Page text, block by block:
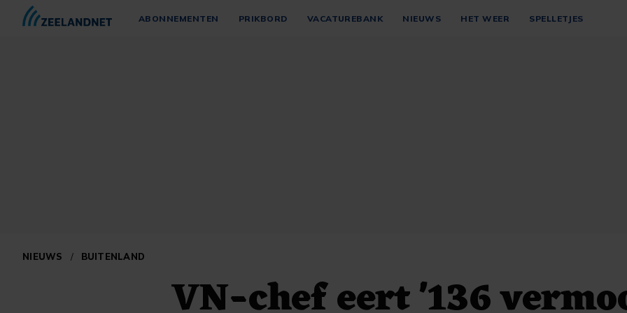
ABONNEMENTEN PRIKBORD VACATUREBANK NIEUWS HET WEER SPELLETJES
NIEUWS / BUITENLAND